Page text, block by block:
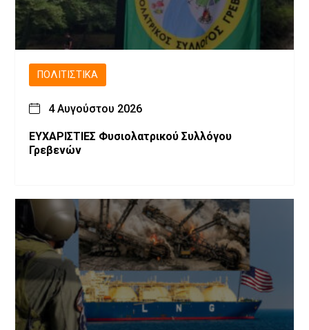
ΠΟΛΙΤΙΣΤΙΚΆ
4 Αυγούστου 2026
ΕΥΧΑΡΙΣΤΙΕΣ Φυσιολατρικού Συλλόγου
Γρεβενών